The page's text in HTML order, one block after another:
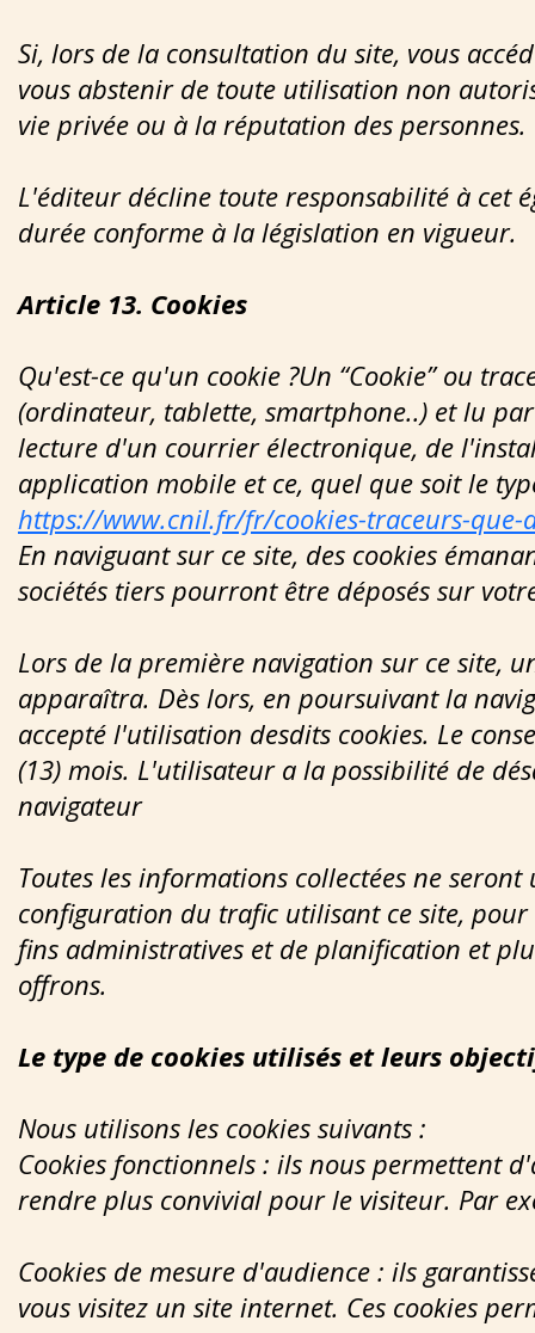
Si, lors de la consultation du site, vous
vous abstenir de toute utilisation non
vie privée ou à la réputation des personnes.
L'éditeur décline toute responsabilité à cet
durée conforme à la législation en vigueur.
Article 13. Cookies
Qu'est-ce qu'un cookie ?Un “Cookie” ou
(ordinateur, tablette, smartphone..) et lu
lecture d'un courrier électronique, de
application mobile et ce, quel que soit le
https://www.cnil.fr/fr/cookies-traceurs-que-
En naviguant sur ce site, des cookies
sociétés tiers pourront être déposés sur
Lors de la première navigation sur ce site,
apparaîtra. Dès lors, en poursuivant la
accepté l'utilisation desdits cookies. Le
(13) mois. L'utilisateur a la possibilité de
navigateur
Toutes les informations collectées ne
configuration du trafic utilisant ce site,
fins administratives et de planification et
offrons.
Le type de cookies utilisés et leurs
Nous utilisons les cookies suivants :
Cookies fonctionnels : ils nous permettent
rendre plus convivial pour le visiteur. Par
Cookies de mesure d'audience : ils
vous visitez un site internet. Ces cookies